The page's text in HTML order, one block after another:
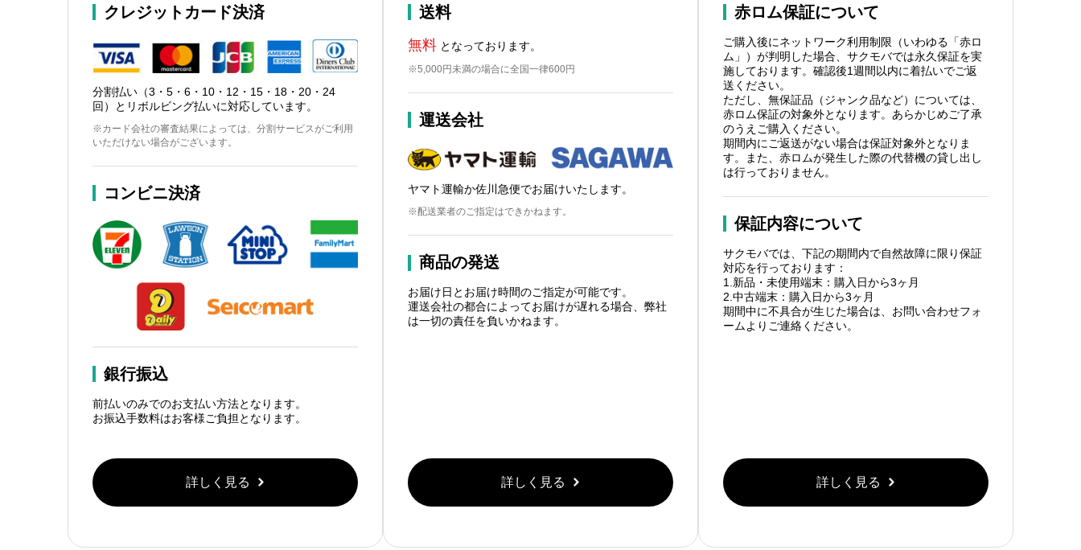
クレジットカード決済
分割払い（3・5・6・10・12・15・18・20・24
回）とリボルビング払いに対応しています。
※カード会社の審査結果によっては、分割サービスがご利用
いただけない場合がございます。
コンビニ決済
銀行振込
前払いのみでのお支払い方法となります。
お振込手数料はお客様ご負担となります。
詳しく見る
送料
無料となっております。
※5,000円未満の場合に全国一律600円
運送会社
ヤマト運輸か佐川急便でお届けいたします。
※配送業者のご指定はできかねます。
商品の発送
お届け日とお届け時間のご指定が可能です。
運送会社の都合によってお届けが遅れる場合、弊社
は一切の責任を負いかねます。
詳しく見る
赤ロム保証について
ご購入後にネットワーク利用制限（いわゆる「赤ロ
ム」）が判明した場合、サクモバでは永久保証を実
施しております。確認後1週間以内に着払いでご返
送ください。
ただし、無保証品（ジャンク品など）については、
赤ロム保証の対象外となります。あらかじめご了承
のうえご購入ください。
期間内にご返送がない場合は保証対象外となりま
す。また、赤ロムが発生した際の代替機の貸し出し
は行っておりません。
保証内容について
サクモバでは、下記の期間内で自然故障に限り保証
対応を行っております：
1.新品・未使用端末：購入日から3ヶ月
2.中古端末：購入日から3ヶ月
期間中に不具合が生じた場合は、お問い合わせフォ
ームよりご連絡ください。
詳しく見る